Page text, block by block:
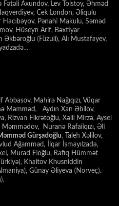
Fətəli Axundov, Lev Tolstoy, Əhməd
Cek London, Əliqulu
Pənahi Makulu, Səməd
Hüseyn Arif, Bəxtiyar
Əkbəroğlu (Füzuli), Alı Mustafayev,
Mahirə Nağıqızı, Vüqar
Məmməd, Aydın Xan Əbilov,
Rizvan Fikrətoğlu, Xəlil Mirzə, Aysel
Nuranə Rafailqızı, Əli
Gürşadoğlu, Taleh Xəlilov,
Ağamməd, İlqar İsmayılzadə,
Murad Eloğlu, Rafiq Hümmət
Khaitov Khusniddin
Günay Əliyeva (Norveç).